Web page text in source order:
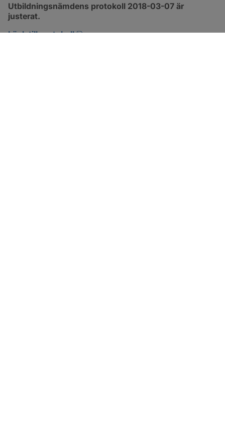
Utbildningsnämdens protokoll 2018-03-07 är
justerat.
Länk till protokoll
pdf, 477.2 kB, öppnas i nytt fönster.